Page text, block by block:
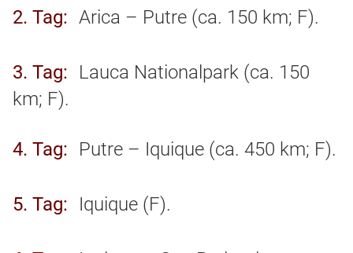
2. Tag Arica – Putre (ca. 150 km; F).
3. Tag
Lauca Nationalpark (ca. 150
km; F).
4. Tag Putre – Iquique (ca. 450 km; F).
5. Tag Iquique (F).